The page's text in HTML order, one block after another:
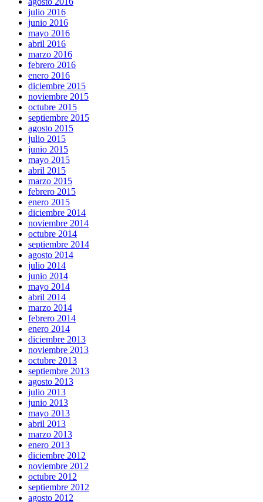
julio 2016
junio 2016
mayo 2016
abril 2016
marzo 2016
febrero 2016
enero 2016
diciembre 2015
noviembre 2015
octubre 2015
septiembre 2015
agosto 2015
julio 2015
junio 2015
mayo 2015
abril 2015
marzo 2015
febrero 2015
enero 2015
diciembre 2014
noviembre 2014
octubre 2014
septiembre 2014
agosto 2014
julio 2014
junio 2014
mayo 2014
abril 2014
marzo 2014
febrero 2014
enero 2014
diciembre 2013
noviembre 2013
octubre 2013
septiembre 2013
agosto 2013
julio 2013
junio 2013
mayo 2013
abril 2013
marzo 2013
enero 2013
diciembre 2012
noviembre 2012
octubre 2012
septiembre 2012
agosto 2012